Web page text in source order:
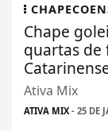
Chape
quartas de
Ativa Mix
ATIVA MIX - 25 DE